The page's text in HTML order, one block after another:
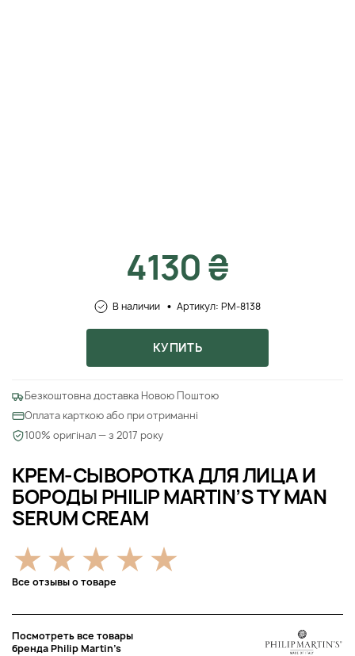
КРЕМ-СЫВОРОТКА ДЛЯ ЛИЦА И
БОРОДЫ PHILIP MARTIN’S TY MAN
SERUM CREAM
Все отзывы о товаре
Посмотреть все товары
бренда Philip Martin’s
4130 ₴
В наличии Артикул: PM-8138
КУПИТЬ
Безкоштовна доставка Новою Поштою
Оплата карткою або при отриманні
100% оригінал — з 2017 року